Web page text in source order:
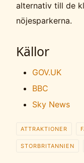
alternativ till de
nöjesparkerna.
Källor
GOV.UK
BBC
Sky News
ATTRAKTIONER
STORBRITANNIEN